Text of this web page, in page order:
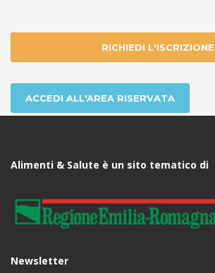
RICHIEDI L'ISCRIZIONE
ACCEDI ALL'AREA RISERVATA
Alimenti & Salute è un sito tematico di
Newsletter